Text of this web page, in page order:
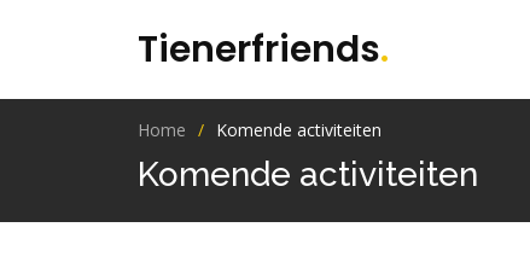
Tienerfriends.
Home Komende activiteiten
Komende activiteiten